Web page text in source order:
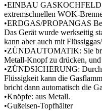
•EINBAU GASKOCHFELD:
extremschnellen WOK-
•ERDGAS/PROPANGAS
Das Gerät wurde werkseitig
kann aber auch mit
•ZÜNDAUTOMATIK: Sie
Metall-Knopf zu drücken, und
•ZÜNDSICHERUNG: Durch
Flüssigkeit kann die
bricht dann automatisch die
•Knöpfe: aus Metall.
•Gußeisen-Topfhälter